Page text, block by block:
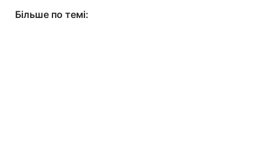
Більше по темі: